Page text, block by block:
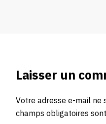
Laisser un
Votre adresse e-mail ne
champs obligatoires